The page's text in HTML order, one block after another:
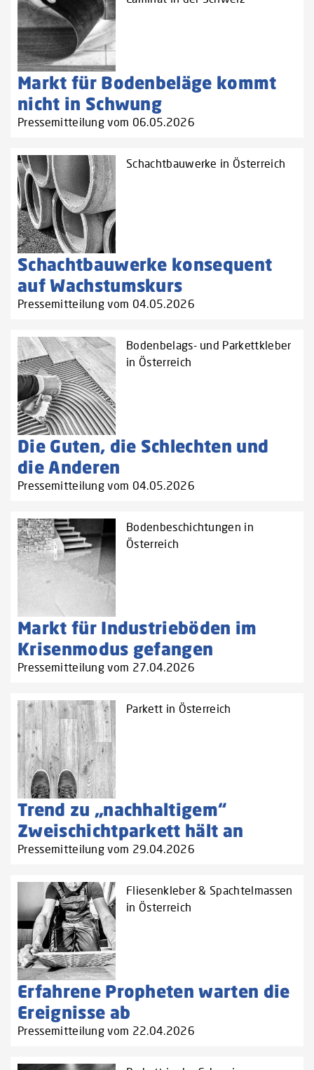
Markt für Bodenbeläge kommt
nicht in Schwung
Pressemitteilung vom 06.05.2026
Schachtbauwerke in Österreich
Schachtbauwerke konsequent
auf Wachstumskurs
Pressemitteilung vom 04.05.2026
Bodenbelags- und Parkettkleber
in Österreich
Die Guten, die Schlechten und
die Anderen
Pressemitteilung vom 04.05.2026
Bodenbeschichtungen in
Österreich
Markt für Industrieböden im
Krisenmodus gefangen
Pressemitteilung vom 27.04.2026
Parkett in Österreich
Trend zu „nachhaltigem“
Zweischichtparkett hält an
Pressemitteilung vom 29.04.2026
Fliesenkleber & Spachtelmassen
in Österreich
Erfahrene Propheten warten die
Ereignisse ab
Pressemitteilung vom 22.04.2026